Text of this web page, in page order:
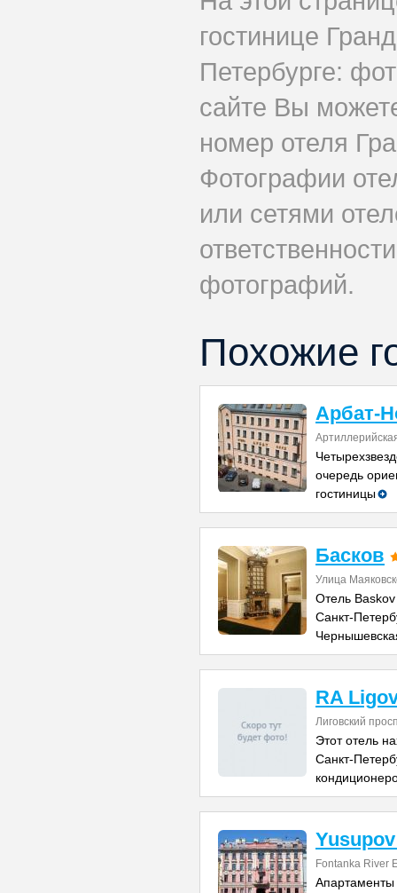
гостинице
Петербурге:
сайте Вы
номер отеля
Фотографии
или сетями
фотографий.
Похожие
Арбат-
очередь
гостиницы
Басков
Улица
Отель
Санкт-
RA
Лиговский
Этот отель
Санкт-
Fontanka River